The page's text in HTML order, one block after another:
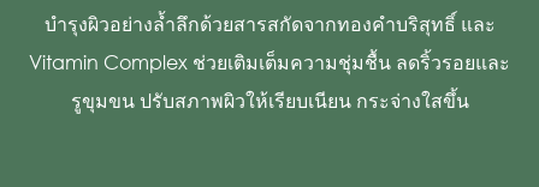
บำรุงผิวอย่างล้ำลึกด้วยสารสกัดจากทองคำบริสุทธิ์ และ
Vitamin Complex ช่วยเติมเต็มความชุ่มชื้น ลดริ้วรอยและ
รูขุมขน ปรับสภาพผิวให้เรียบเนียน กระจ่างใสขึ้น